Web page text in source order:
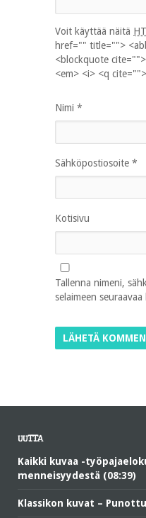
Voit käyttää näitä
href="" title="">
<blockquote
<em> <i> <q
Nimi *
Sähköpostiosoite *
Kotisivu
Tallenna nimeni,
selaimeen
UUTTA
Kaikki kuvaa -
menneisyydestä (08:39)
Klassikon kuvat –